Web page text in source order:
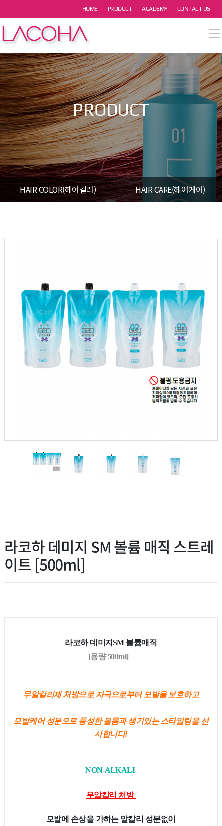
HOME PRODUCT ACADEMY CONTACT US
열기
열기
열기
열기
열기
PRODUCT
HAIR COLOR(헤어컬러) HAIR CARE(헤어케어)
라코하 데미지 SM 볼륨 매직 스트레
이트 [500ml]
라코하 데미지SM 볼륨매직
[용량 500ml]
무알칼리제 처방으로 자극으로부터 모발을 보호하고
모발케어 성분으로 풍성한 볼륨과 생기있는 스타일링을 선
사합니다!
NON-ALKALI
무알칼리 처방
모발에 손상을 가하는 알칼리 성분없이